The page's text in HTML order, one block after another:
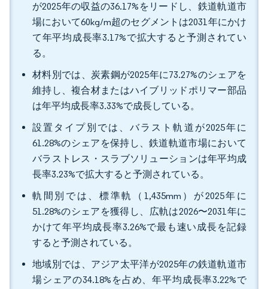
が2025年の収益の36.17%をリードし、鉄道軌道市
場において60kg/m超のセグメントは2031年にかけ
て年平均成長率3.17%で拡大すると予測されてい
る。
材料別では、炭素鋼が2025年に73.27%のシェアを
維持し、複合材またはハイブリッドポリマー部品
は年平均成長率3.33%で成長している。
設置タイプ別では、バラスト軌道が2025年に
61.28%のシェアを保持し、鉄道軌道市場において
バラストレス・スラブソリューションは年平均成
長率3.23%で拡大すると予測されている。
軌間別では、標準軌（1,435mm）が2025年に
51.28%のシェアを獲得し、広軌は2026〜2031年に
かけて年平均成長率3.26%で最も速い成長を記録
すると予測されている。
地域別では、アジア太平洋が2025年の鉄道軌道市
場シェアの34.18%を占め、年平均成長率3.22%で